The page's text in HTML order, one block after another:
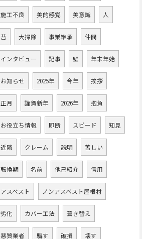
施工不良 美的感覚 美意識 人
苔 大掃除 事業継承 仲間
インタビュー 記事 壁 年末年始
お知らせ 2025年 今年 挨拶
正月 謹賀新年 2026年 抱負
お役立ち情報 即断 スピード 知見
近隣 クレーム 説明 苦しい
転換期 名前 他己紹介 信用
アスベスト ノンアスベスト屋根材
劣化 カバー工法 葺き替え
悪質業者 騙す 破損 壊す